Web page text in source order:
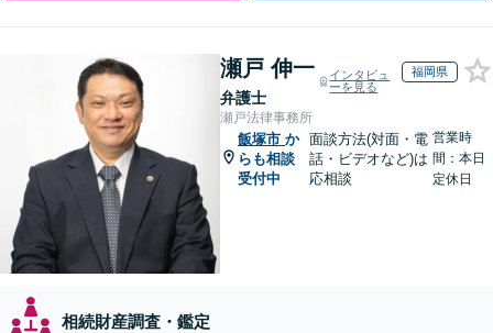
瀬戸 伸一
弁護士
インタビュ
ーを見る
福岡県
瀬戸法律事務所
飯塚市 か
らも相談
受付中
面談方法(対面・電
話・ビデオなど)は
応相談
営業時
間：本日
定休日
相続財産調査・鑑定